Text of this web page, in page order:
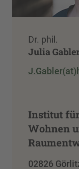
Dr. phil.
Julia
Institut
Wohnen
02826